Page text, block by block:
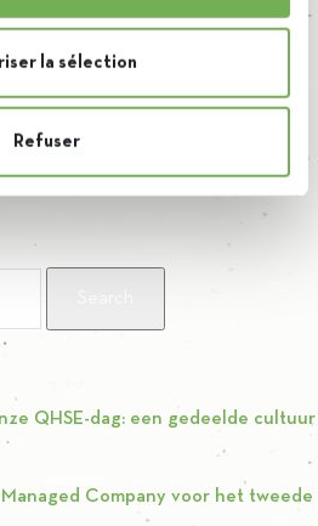
la sélection
Refuser
nous permettra de stocker une
de 126.000 tonnes sur ce site.
QHSE-dag: een gedeelde cultuur
Managed Company voor het tweede